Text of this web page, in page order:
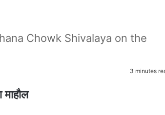
Chowk Shivalaya on the
3 minutes